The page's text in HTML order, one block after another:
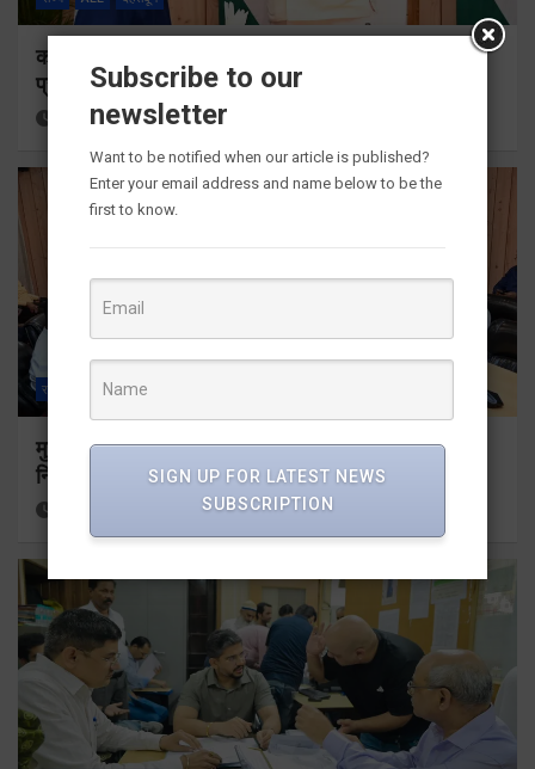
कॉमनवेल्थ गेम्स 2026 के उत्तराखंड के पदक विजेताओं और
प्रशिक्षकों को मुख्यमंत्री धामी ने किया सम्मानित
55 minutes ago Viri Gairola
राज्य देहरादून
मुख्यमंत्री धामी ने उत्तराखंड क्रीड़ा विश्वविद्यालय गौलापार के
निर्माण कार्यों की समीक्षा की
Viri Gairola
Subscribe to our
newsletter
Want to be notified when our article is published?
Enter your email address and name below to be the
first to know.
SIGN UP FOR LATEST NEWS
SUBSCRIPTION